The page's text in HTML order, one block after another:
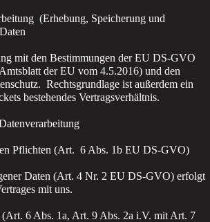
(Erhebung, Speicherung und
mit den Bestimmungen der EU DS-GVO
der EU vom 4.5.2016) und den
Rechtsgrundlage ist außerdem ein
bestehendes Vertragsverhältnis.
Pflichten (Art. 6 Abs. 1b EU DS-GVO)
Daten (Art. 4 Nr. 2 EU DS-GVO) erfolgt
mit uns.
6 Abs. 1a, Art. 9 Abs. 2a i.V. mit Art. 7